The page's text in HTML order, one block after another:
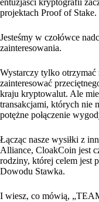
entuzjaści kryptografii
projektach Proof of Stake.
Jesteśmy w czołówce
zainteresowania.
Wystarczy tylko otrzymać
zainteresować
kraju kryptowalut. Ale
transakcjami, których nie
potężne połączenie
Łącząc nasze wysiłki z
Alliance, CloakCoin jest
rodziny, której celem jest
Dowodu Stawka.
I wiesz, co mówią,